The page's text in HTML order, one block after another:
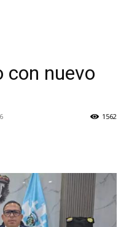
con nuevo
1562